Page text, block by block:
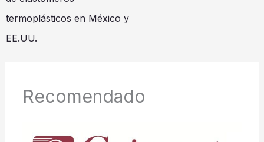
termoplásticos en México y
EE.UU.
Recomendado